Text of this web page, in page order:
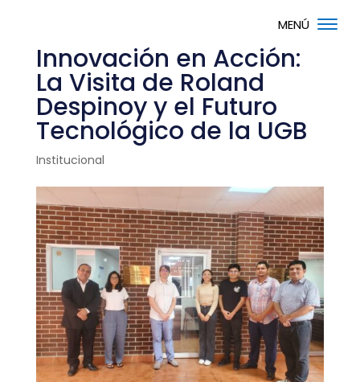
Innovación en Acción:
La Visita de Roland
Despinoy y el Futuro
Tecnológico de la UGB
Institucional